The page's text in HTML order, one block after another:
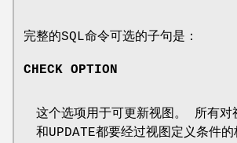
完整的SQL命令可选的子句是：
CHECK OPTION
这个选项用于可更新视图。 所有对
和UPDATE都要经过视图定义条件